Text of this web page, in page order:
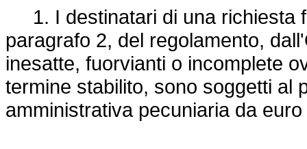
1. I destinatari di una richiesta
paragrafo 2, del regolamento,
inesatte, fuorvianti o incomplete
termine stabilito, sono soggetti al
amministrativa pecuniaria da